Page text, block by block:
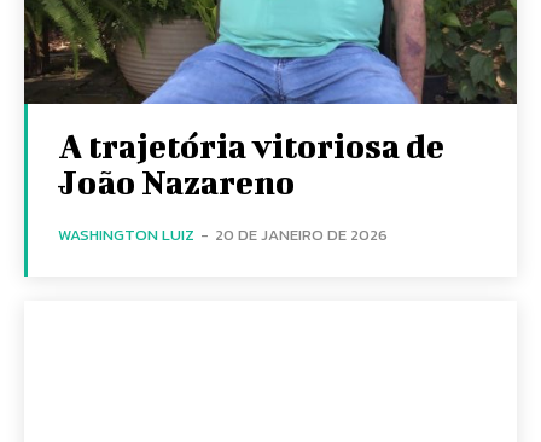
A trajetória vitoriosa de
João Nazareno
WASHINGTON LUIZ - 20 DE JANEIRO DE 2026